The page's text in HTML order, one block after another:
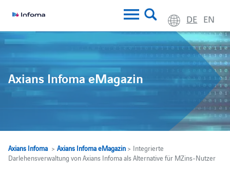
DE EN
Axians Infoma eMagazin
Axians Infoma> Axians Infoma eMagazin> Integrierte
Darlehensverwaltung von Axians Infoma als Alternative für MZins-Nutzer